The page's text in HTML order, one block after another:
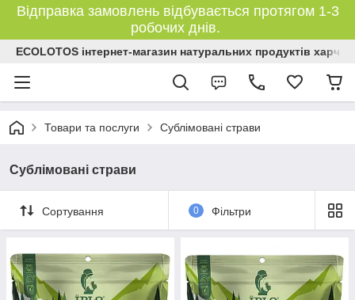
Відправка замовлень відбувається протягом 1-3
робочих днів.
ECOLOTOS інтернет-магазин натуральних продуктів
Товари та послуги Сублімовані страви
Сублімовані страви
Сортування 0 Фільтри